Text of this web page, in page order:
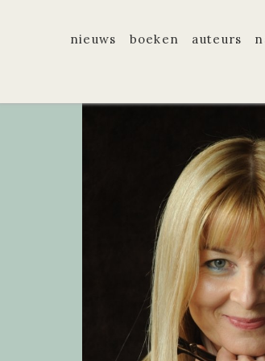
nieuws boeken auteurs